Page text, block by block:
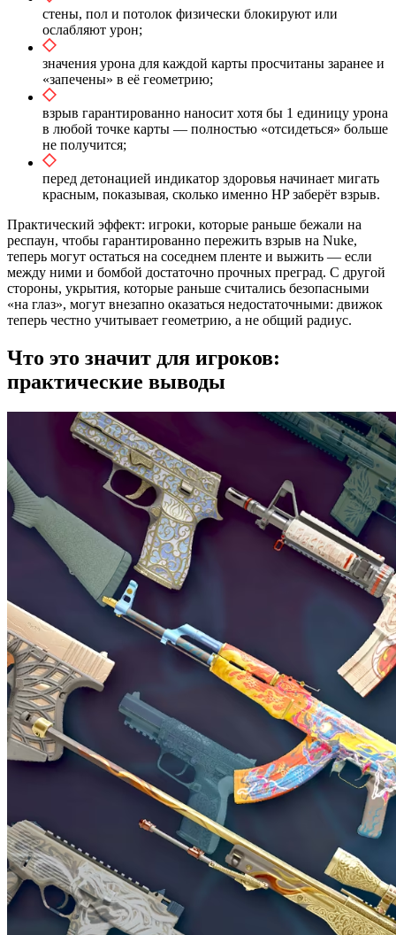
стены, пол и потолок физически блокируют или
ослабляют урон;
значения урона для каждой карты просчитаны заранее и
«запечены» в её геометрию;
взрыв гарантированно наносит хотя бы 1 единицу урона
в любой точке карты — полностью «отсидеться» больше
не получится;
перед детонацией индикатор здоровья начинает мигать
красным, показывая, сколько именно HP заберёт взрыв.
Практический эффект: игроки, которые раньше бежали на
респаун, чтобы гарантированно пережить взрыв на Nuke,
теперь могут остаться на соседнем пленте и выжить — если
между ними и бомбой достаточно прочных преград. С другой
стороны, укрытия, которые раньше считались безопасными
«на глаз», могут внезапно оказаться недостаточными: движок
теперь честно учитывает геометрию, а не общий радиус.
Что это значит для игроков:
практические выводы